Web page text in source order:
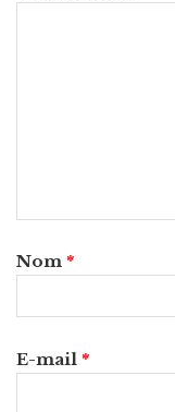
Nom *
E-mail *